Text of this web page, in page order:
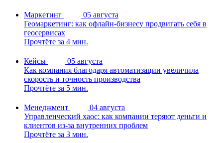
Маркетинг
05 августа
Геомаркетинг: как офлайн-бизнесу продвигать себя в
геосервисах
Прочтёте за 4 мин.
Кейсы
05 августа
Как компания благодаря автоматизации увеличила
скорость и точность производства
Прочтёте за 5 мин.
Менеджмент
04 августа
Управленческий хаос: как компании теряют деньги и
клиентов из-за внутренних проблем
Прочтёте за 3 мин.